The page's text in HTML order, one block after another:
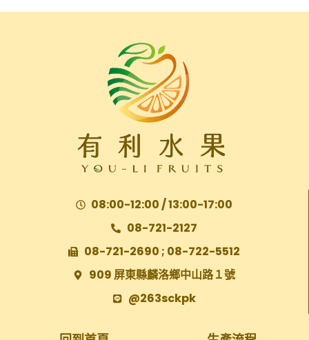
08:00-12:00 / 13:00-17:00
08-721-2127
08-721-2690 ; 08-722-5512
909 屏東縣麟洛鄉中山路１號
@263sckpk